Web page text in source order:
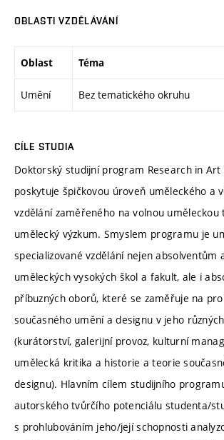
OBLASTI VZDĚLÁVÁNÍ
Oblast Téma
Umění Bez tematického okruhu
CÍLE STUDIA
Doktorský studijní program Research in Art
poskytuje špičkovou úroveň uměleckého a
vzdělání zaměřeného na volnou uměleckou
umělecký výzkum. Smyslem programu je
specializované vzdělání nejen absolventům
uměleckých vysokých škol a fakult, ale i
příbuzných oborů, které se zaměřuje na
současného umění a designu v jeho
(kurátorství, galerijní provoz, kulturní
umělecká kritika a historie a teorie
designu). Hlavním cílem studijního
autorského tvůrčího potenciálu studenta/
s prohlubováním jeho/její schopnosti